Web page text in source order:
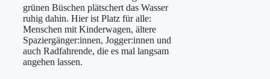
grünen Büschen plätschert das Wasser
ruhig dahin. Hier ist Platz für alle:
Menschen mit Kinderwagen, ältere
Spaziergänger:innen, Jogger:innen und
auch Radfahrende, die es mal langsam
angehen lassen.